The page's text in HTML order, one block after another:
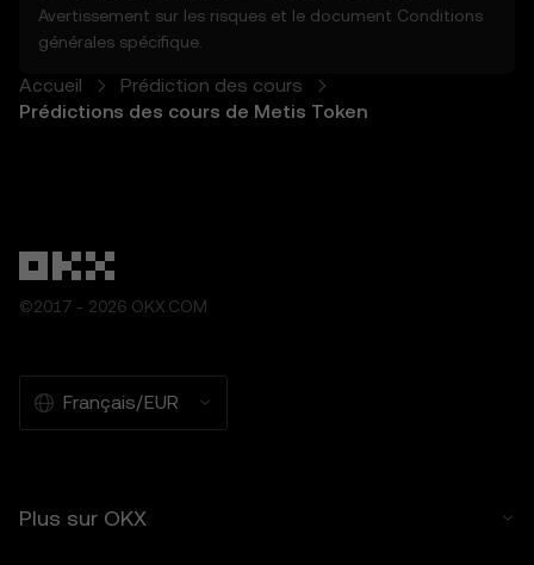
Avertissement sur les risques et le document Conditions
générales spécifique.
Accueil
Prédiction des cours
Prédictions des cours de Metis Token
©2017 - 2026 OKX.COM
Français/EUR
Plus sur OKX
5. Avis de non-responsabilité et
exclusions
5.1 Les fonctions de prédiction des cours et
le contenu fourni :
une recommandation.
d'investissement ou de produits. OKX
décline toute responsabilité en cas de
celle de la qualité marchande et de